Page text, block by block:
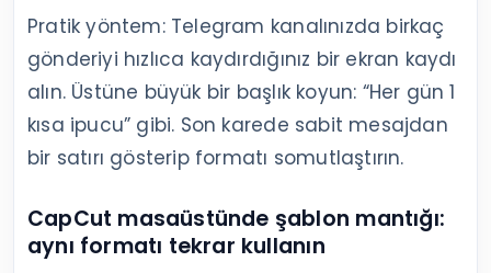
Pratik yöntem: Telegram kanalınızda birkaç
gönderiyi hızlıca kaydırdığınız bir ekran kaydı
alın. Üstüne büyük bir başlık koyun: “Her gün 1
kısa ipucu” gibi. Son karede sabit mesajdan
bir satırı gösterip formatı somutlaştırın.
CapCut masaüstünde şablon mantığı:
aynı formatı tekrar kullanın